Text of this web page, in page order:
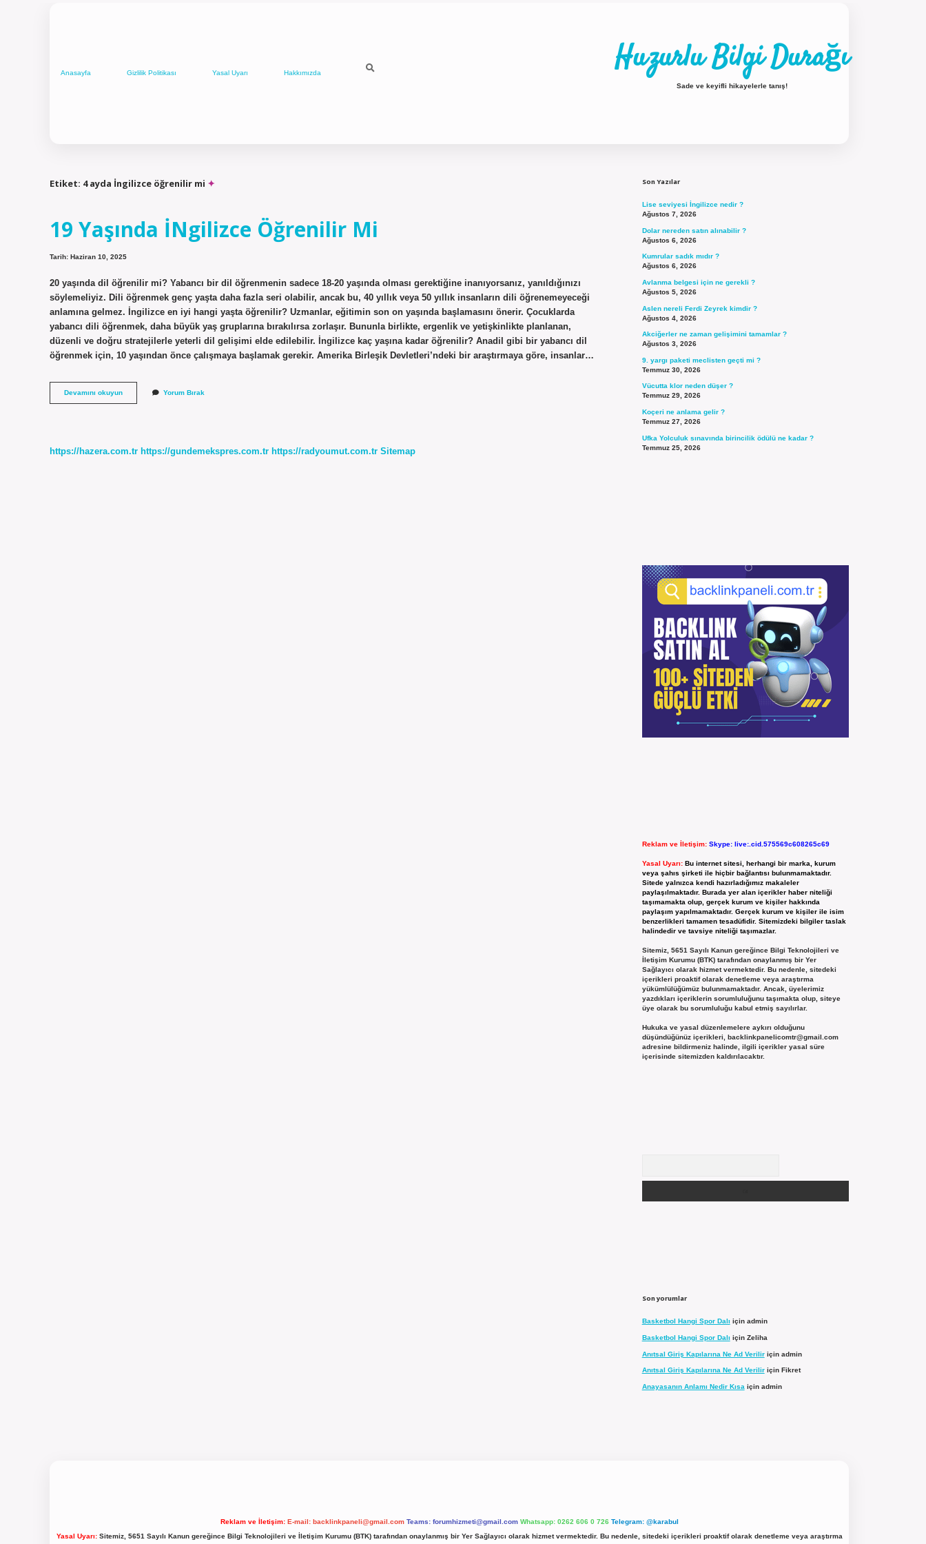
Anasayfa Gizlilik Politikası Yasal Uyarı Hakkımızda Huzurlu Bilgi Durağı
Sade ve keyifli hikayelerle tanış!
Etiket: 4 ayda İngilizce öğrenilir mi
19 Yaşında İNgilizce Öğrenilir Mi
Tarih: Haziran 10, 2025
20 yaşında dil öğrenilir mi? Yabancı bir dil öğrenmenin sadece 18-20 yaşında olması gerektiğine inanıyorsanız, yanıldığınızı
söylemeliyiz. Dili öğrenmek genç yaşta daha fazla seri olabilir, ancak bu, 40 yıllık veya 50 yıllık insanların dili öğrenemeyeceği
anlamına gelmez. İngilizce en iyi hangi yaşta öğrenilir? Uzmanlar, eğitimin son on yaşında başlamasını önerir. Çocuklarda
yabancı dili öğrenmek, daha büyük yaş gruplarına bırakılırsa zorlaşır. Bununla birlikte, ergenlik ve yetişkinlikte planlanan,
düzenli ve doğru stratejilerle yeterli dil gelişimi elde edilebilir. İngilizce kaç yaşına kadar öğrenilir? Anadil gibi bir yabancı dil
öğrenmek için, 10 yaşından önce çalışmaya başlamak gerekir. Amerika Birleşik Devletleri’ndeki bir araştırmaya göre, insanlar…
Devamını okuyun19
Yaşında
Yorum Bırak
https://hazera.com.tr https://gundemekspres.com.tr https://radyoumut.com.tr Sitemap
Son Yazılar
Lise seviyesi İngilizce nedir ?
Ağustos 7, 2026
Dolar nereden satın alınabilir ?
Ağustos 6, 2026
Kumrular sadık mıdır ?
Ağustos 6, 2026
Avlanma belgesi için ne gerekli ?
Ağustos 5, 2026
Aslen nereli Ferdi Zeyrek kimdir ?
Ağustos 4, 2026
Akciğerler ne zaman gelişimini tamamlar ?
Ağustos 3, 2026
9. yargı paketi meclisten geçti mi ?
Temmuz 30, 2026
Vücutta klor neden düşer ?
Temmuz 29, 2026
Koçeri ne anlama gelir ?
Temmuz 27, 2026
Ufka Yolculuk sınavında birincilik ödülü ne kadar ?
Temmuz 25, 2026
Reklam ve İletişim: Skype: live:.cid.575569c608265c69
Yasal Uyarı: Bu internet sitesi, herhangi bir marka, kurum
veya şahıs şirketi ile hiçbir bağlantısı bulunmamaktadır.
Sitede yalnızca kendi hazırladığımız makaleler
paylaşılmaktadır. Burada yer alan içerikler haber niteliği
taşımamakta olup, gerçek kurum ve kişiler hakkında
paylaşım yapılmamaktadır. Gerçek kurum ve kişiler ile isim
benzerlikleri tamamen tesadüfidir. Sitemizdeki bilgiler taslak
halindedir ve tavsiye niteliği taşımazlar.
Sitemiz, 5651 Sayılı Kanun gereğince Bilgi Teknolojileri ve
İletişim Kurumu (BTK) tarafından onaylanmış bir Yer
Sağlayıcı olarak hizmet vermektedir. Bu nedenle, sitedeki
içerikleri proaktif olarak denetleme veya araştırma
yükümlülüğümüz bulunmamaktadır. Ancak, üyelerimiz
yazdıkları içeriklerin sorumluluğunu taşımakta olup, siteye
üye olarak bu sorumluluğu kabul etmiş sayılırlar.
Hukuka ve yasal düzenlemelere aykırı olduğunu
düşündüğünüz içerikleri, backlinkpanelicomtr@gmail.com
adresine bildirmeniz halinde, ilgili içerikler yasal süre
içerisinde sitemizden kaldırılacaktır.
Son yorumlar
Basketbol Hangi Spor Dalı için admin
Basketbol Hangi Spor Dalı için Zeliha
Anıtsal Giriş Kapılarına Ne Ad Veriliriçin admin
Anıtsal Giriş Kapılarına Ne Ad Veriliriçin Fikret
Anayasanın Anlamı Nedir Kısa için admin
Reklam ve İletişim: E-mail: backlinkpaneli@gmail.com Teams: forumhizmeti@gmail.com Whatsapp: 0262 606 0 726 Telegram: @karabul
Yasal Uyarı:Sitemiz, 5651 Sayılı Kanun gereğince Bilgi Teknolojileri ve İletişim Kurumu (BTK) tarafından onaylanmış bir Yer Sağlayıcı olarak hizmet vermektedir. Bu nedenle, sitedeki içerikleri proaktif olarak denetleme veya araştırma